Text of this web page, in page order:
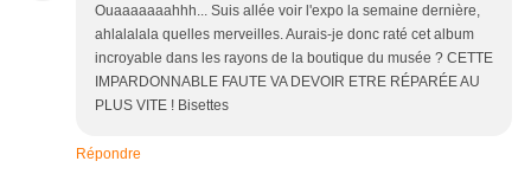
Ouaaaaaaahhh... Suis allée voir l'expo la semaine dernière,
ahlalalala quelles merveilles. Aurais-je donc raté cet album
incroyable dans les rayons de la boutique du musée ? CETTE
IMPARDONNABLE FAUTE VA DEVOIR ETRE RÉPARÉE AU
PLUS VITE ! Bisettes
Répondre